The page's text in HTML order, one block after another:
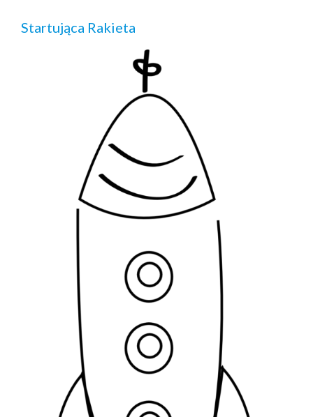
Startująca Rakieta